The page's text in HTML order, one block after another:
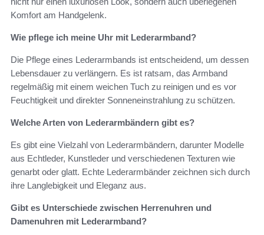
Komfort am Handgelenk.
Wie pflege ich meine Uhr mit Lederarmband?
Die Pflege eines Lederarmbands ist entscheidend, um dessen
Lebensdauer zu verlängern. Es ist ratsam, das Armband
regelmäßig mit einem weichen Tuch zu reinigen und es vor
Feuchtigkeit und direkter Sonneneinstrahlung zu schützen.
Welche Arten von Lederarmbändern gibt es?
Es gibt eine Vielzahl von Lederarmbändern, darunter Modelle
aus Echtleder, Kunstleder und verschiedenen Texturen wie
genarbt oder glatt. Echte Lederarmbänder zeichnen sich durch
ihre Langlebigkeit und Eleganz aus.
Gibt es Unterschiede zwischen Herrenuhren und
Damenuhren mit Lederarmband?